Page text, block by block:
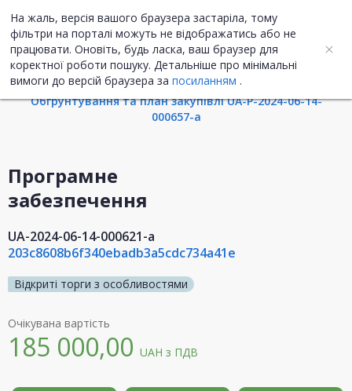
На жаль, версія вашого браузера застаріла, тому
фільтри на порталі можуть не відображатись або не
працювати. Оновіть, будь ласка, ваш браузер для
коректної роботи пошуку. Детальніше про мінімальні
вимоги до версій браузера за посиланням .
UA ENG
Інформація про закупівлю
Обгрунтування та план закупівлі UA-P-2024-06-14-
000657-a
Програмне
забезпечення
UA-2024-06-14-000621-a
203c8608b6f340ebadb3a5cdc734a41e
Відкриті торги з особливостями
Очікувана вартість
185 000,00 UAH з ПДВ